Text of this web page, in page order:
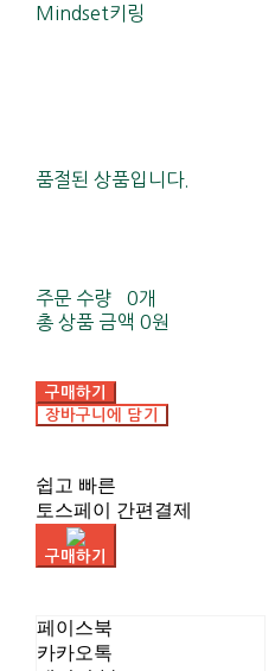
Mindset키링
품절된 상품입니다.
주문 수량
0개
총 상품 금액 0원
구매하기
장바구니에 담기
쉽고 빠른
토스페이 간편결제
구매하기
페이스북
카카오톡